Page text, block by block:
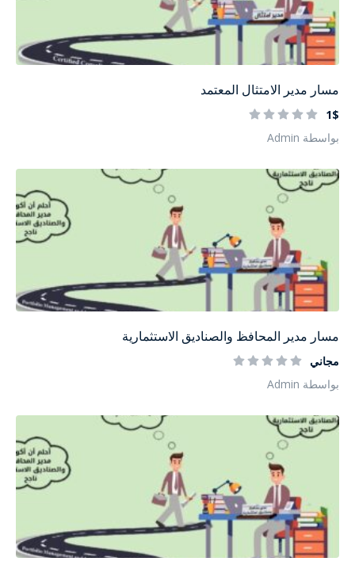
مسار مدير الامتثال المعتمد
1$
بواسطة Admin
مسار مدير المحافظ والصناديق الاستثمارية
مجاني
بواسطة Admin